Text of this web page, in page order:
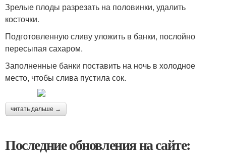
Зрелые плоды разрезать на половинки, удалить
косточки.
Подготовленную сливу уложить в банки, послойно
пересыпая сахаром.
Заполненные банки поставить на ночь в холодное
место, чтобы слива пустила сок.
читать дальше →
Последние обновления на сайте: